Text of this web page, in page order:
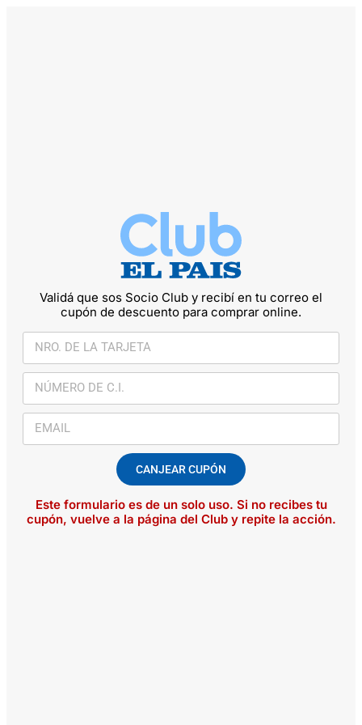
Validá que sos Socio Club y recibí en tu correo el
cupón de descuento para comprar online.
CANJEAR CUPÓN
Este formulario es de un solo uso. Si no recibes tu
cupón, vuelve a la página del Club y repite la acción.